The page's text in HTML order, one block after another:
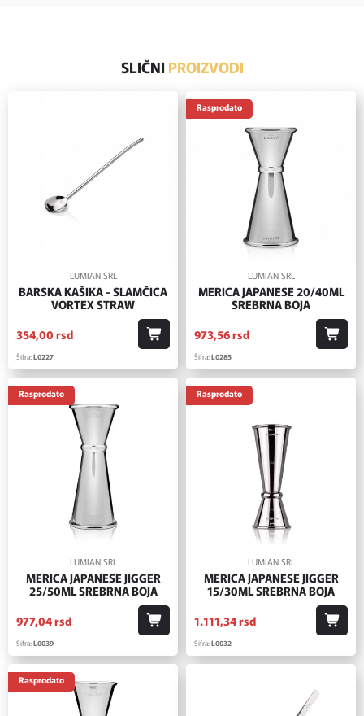
SLIČNI PROIZVODI
LUMIAN SRL
BARSKA KAŠIKA - SLAMČICA
VORTEX STRAW
354,00 rsd
Šifra:L0227
Rasprodato
LUMIAN SRL
MERICA JAPANESE 20/40ML
SREBRNA BOJA
973,56rsd
Šifra:L0285
Rasprodato
LUMIAN SRL
MERICA JAPANESE JIGGER
25/50ML SREBRNA BOJA
977,04rsd
Šifra:L0039
Rasprodato
LUMIAN SRL
MERICA JAPANESE JIGGER
15/30ML SREBRNA BOJA
1.111,34rsd
Šifra:L0032
Rasprodato